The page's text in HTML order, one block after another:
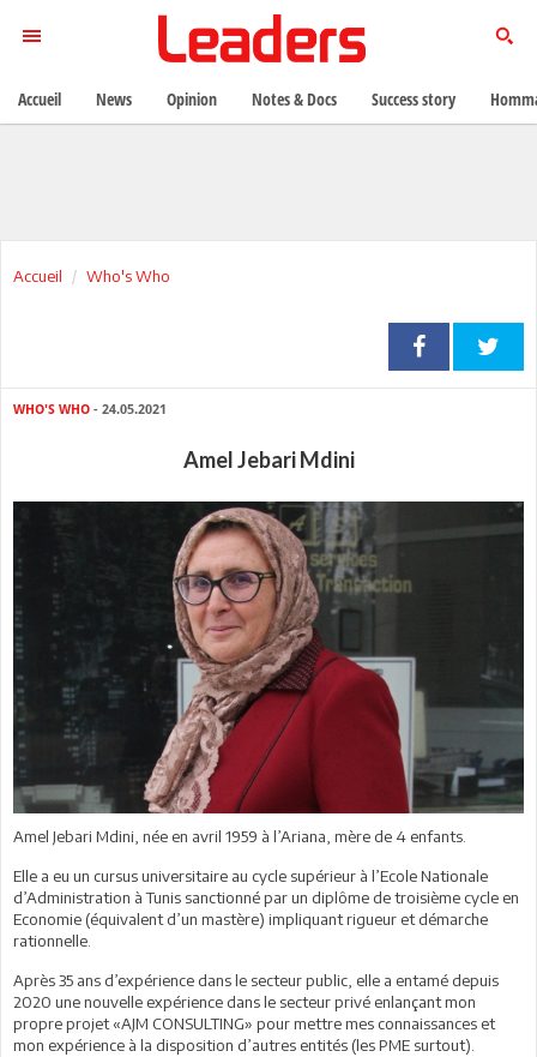
Accueil Who's Who
WHO'S WHO - 24.05.2021
Amel Jebari Mdini
Amel Jebari Mdini, née en avril 1959 à l’Ariana, mère de 4 enfants.
Elle a eu un cursus universitaire au cycle supérieur à l’Ecole Nationale
d’Administration à Tunis sanctionné par un diplôme de troisième cycle en
Economie (équivalent d’un mastère) impliquant rigueur et démarche
rationnelle.
Après 35 ans d’expérience dans le secteur public, elle a entamé depuis
2020 une nouvelle expérience dans le secteur privé enlançant mon
propre projet «AJM CONSULTING» pour mettre mes connaissances et
mon expérience à la disposition d’autres entités (les PME surtout).
Accueil News Opinion Notes & Docs Success story